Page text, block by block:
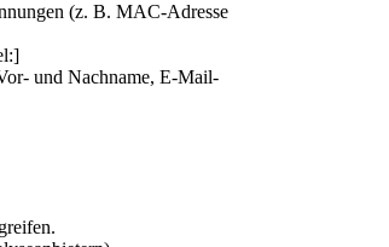
(z. B. MAC-Adresse
und Nachname, E-Mail-